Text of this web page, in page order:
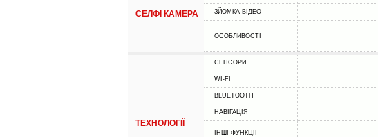
СЕЛФІ КАМЕРА ЗЙОМКА ВІДЕО
ОСОБЛИВОСТІ
ТЕХНОЛОГІЇ
СЕНСОРИ
WI-FI
BLUETOOTH
НАВІГАЦІЯ
ІНШІ ФУНКЦІЇ